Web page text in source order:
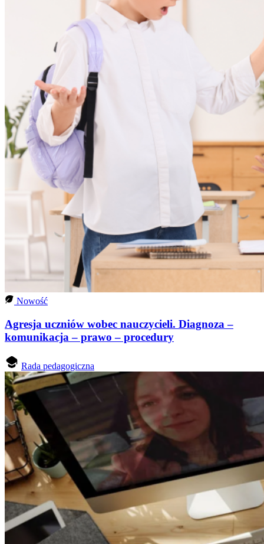
Nowość
Agresja uczniów wobec nauczycieli. Diagnoza –
komunikacja – prawo – procedury
Rada pedagogiczna